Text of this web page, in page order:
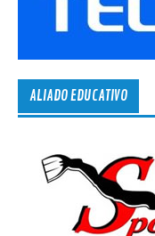
ALIADO EDUCATIVO